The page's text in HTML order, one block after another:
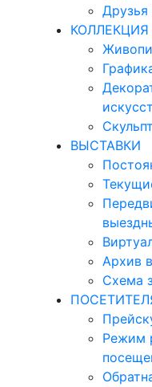
Друзья
КОЛЛЕКЦИЯ
ВЫСТАВКИ
Архив
Схема
Режим